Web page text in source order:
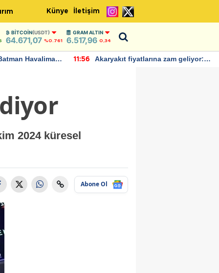
Künye İletişim
BITCOIN(USDT)
64.671,07 %0.761
GRAM ALTIN
6.517,96 0,34
Havalimanı
11:56
Akaryakıt fiyatlarına zam geliyor:
2024 küresel
Abone Ol